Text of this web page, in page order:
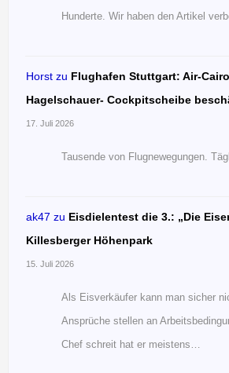
Hunderte. Wir haben den Artikel
Horst zu Flughafen Stuttgart: Air-
Hagelschauer- Cockpitscheibe
17. Juli 2026
Tausende von Flugnewegungen.
ak47 zu Eisdielentest die 3.: „Die
Killesberger Höhenpark
15. Juli 2026
Als Eisverkäufer kann man sicher
Ansprüche stellen an
Chef schreit hat er meistens…